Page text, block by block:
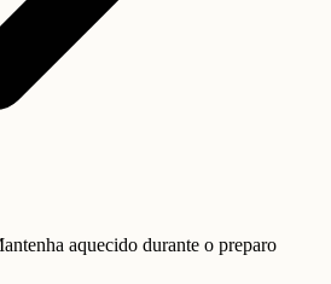
aquecido durante o preparo